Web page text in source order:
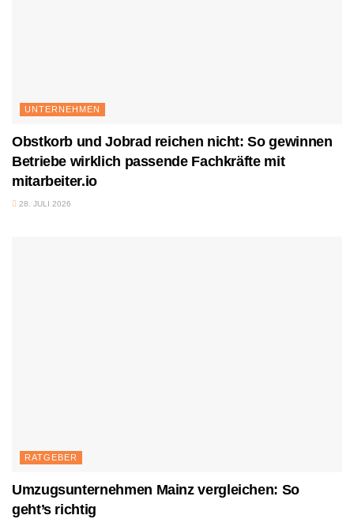
UNTERNEHMEN
Obstkorb und Jobrad reichen nicht: So gewinnen
Betriebe wirklich passende Fachkräfte mit
mitarbeiter.io
28. JULI 2026
RATGEBER
Umzugsunternehmen Mainz vergleichen: So
geht’s richtig